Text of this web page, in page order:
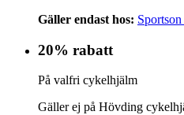
Gäller endast hos:
20% rabatt
På valfri cykelhjälm
Gäller ej på Hövding